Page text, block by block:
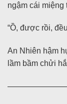
ngậm cái miệng
“Ồ, được rồi,
An Nhiên hậm
lầm bầm chửi